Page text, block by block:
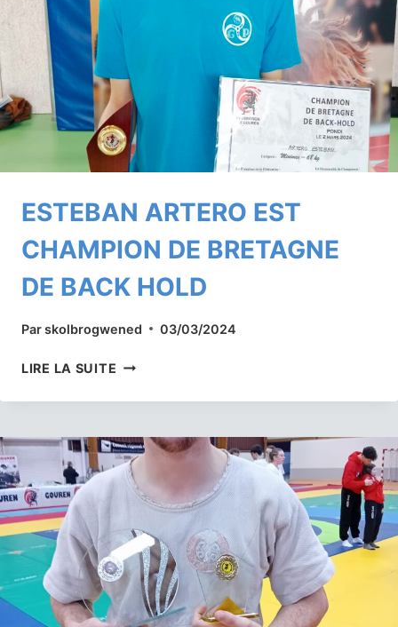
PLOËRMEL
ESTEBAN ARTERO EST
CHAMPION DE BRETAGNE
DE BACK HOLD
Parskolbrogwened 03/03/2024
LIRE LA SUITE ESTEBAN
EST
DE
BRETAGNE
BACK
HOLD